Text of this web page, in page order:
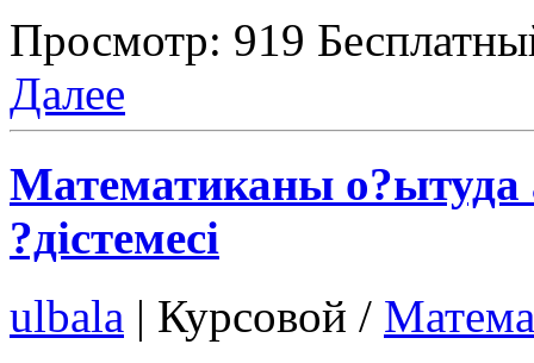
Просмотр: 919
Далее
Математиканы о?ытуда
?дістемесі
ulbala | Курсовой /